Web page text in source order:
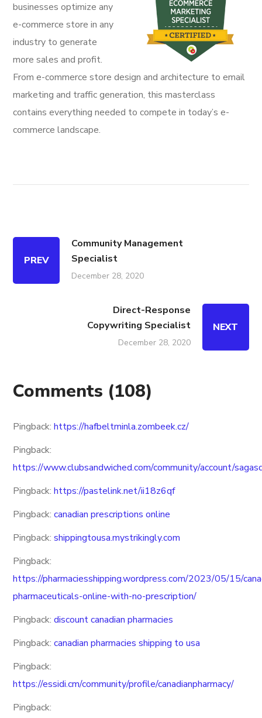
businesses optimize any
e-commerce store in any
industry to generate
more sales and profit.
From e-commerce store design and architecture to email
marketing and traffic generation, this masterclass
contains everything needed to compete in today’s e-
commerce landscape.
PREV
Community Management
Specialist
December 28, 2020
Direct-Response
Copywriting Specialist
December 28, 2020
NEXT
Comments (108)
Pingback:https://hafbeltminla.zombeek.cz/
Pingback:
https://www.clubsandwiched.com/community/account/
Pingback:https://pastelink.net/ii18z6qf
Pingback:canadian prescriptions online
Pingback:shippingtousa.mystrikingly.com
Pingback:
https://pharmaciesshipping.wordpress.com/2023/05/15/
pharmaceuticals-online-with-no-prescription/
Pingback:discount canadian pharmacies
Pingback:canadian pharmacies shipping to usa
Pingback:
https://essidi.cm/community/profile/canadianpharmacy/
Pingback: